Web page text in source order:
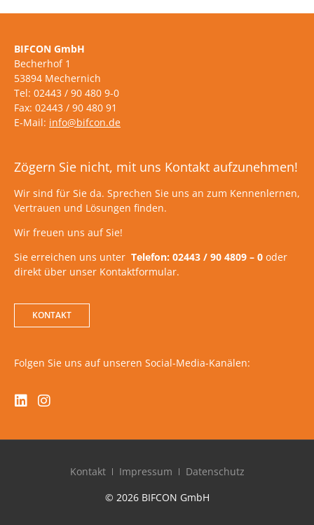
BIFCON GmbH
Becherhof 1
53894 Mechernich
Tel: 02443 / 90 480 9-0
Fax: 02443 / 90 480 91
E-Mail: info@bifcon.de
Zögern Sie nicht, mit uns Kontakt aufzunehmen!
Wir sind für Sie da. Sprechen Sie uns an zum Kennenlernen,
Vertrauen und Lösungen finden.
Wir freuen uns auf Sie!
Sie erreichen uns unter Telefon: 02443 / 90 4809 – 0 oder
direkt über unser Kontaktformular.
KONTAKT
Folgen Sie uns auf unseren Social-Media-Kanälen:
Kontakt Impressum
Datenschutz
© 2026 BIFCON GmbH